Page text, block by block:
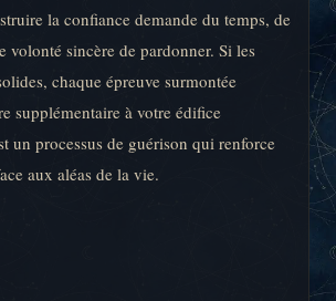
la confiance demande du temps, de
volonté sincère de pardonner. Si les
chaque épreuve surmontée
supplémentaire à votre édifice
un processus de guérison qui renforce
aux aléas de la vie.